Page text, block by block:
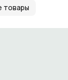
товары